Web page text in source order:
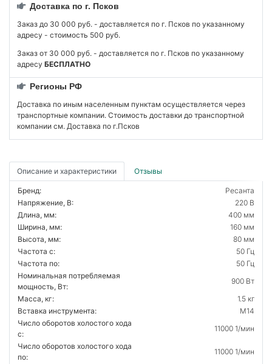
Доставка по г. Псков
Заказ до 30 000 руб. - доставляется по г. Псков по указанному
адресу - стоимость 500 руб.
Заказ от 30 000 руб. - доставляется по г. Псков по указанному
адресу БЕСПЛАТНО
Регионы РФ
Доставка по иным населенным пунктам осуществляется через
транспортные компании. Стоимость доставки до транспортной
компании см. Доставка по г.Псков
Описание и характеристики Отзывы
Бренд:
Ресанта
Напряжение, В:
220 В
Длина, мм:
400 мм
Ширина, мм:
160 мм
Высота, мм:
80 мм
Частота с:
50 Гц
Частота по:
50 Гц
Номинальная потребляемая
мощность, Вт:
900 Вт
Масса, кг:
1.5 кг
Вставка инструмента:
M14
Число оборотов холостого хода
с:
11000 1/мин
Число оборотов холостого хода
по:
11000 1/мин